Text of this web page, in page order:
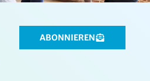
ABONNIEREN